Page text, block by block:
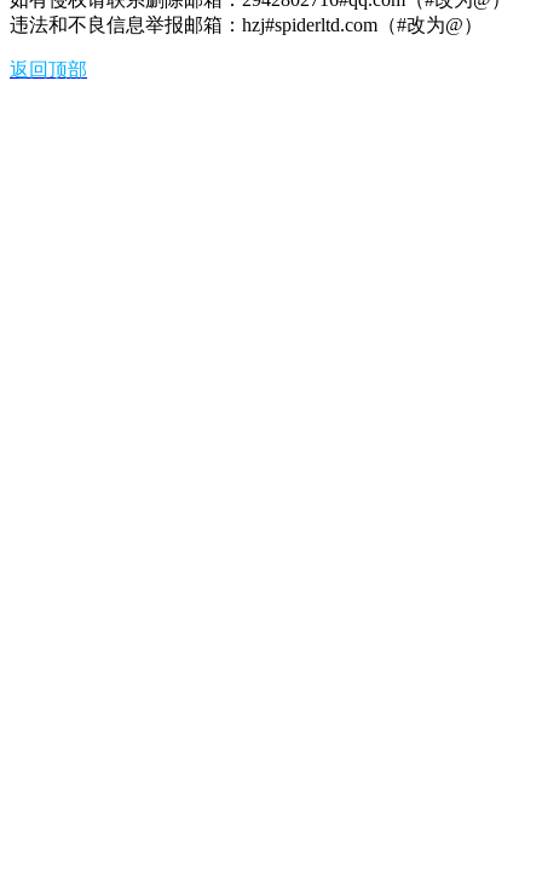
违法和不良信息举报邮箱：hzj#spiderltd.com（#改为@）
返回顶部